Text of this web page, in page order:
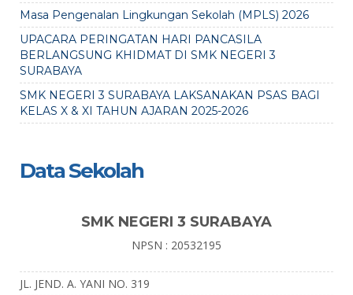
Masa Pengenalan Lingkungan Sekolah (MPLS) 2026
UPACARA PERINGATAN HARI PANCASILA
BERLANGSUNG KHIDMAT DI SMK NEGERI 3
SURABAYA
SMK NEGERI 3 SURABAYA LAKSANAKAN PSAS BAGI
KELAS X & XI TAHUN AJARAN 2025-2026
Data Sekolah
SMK NEGERI 3 SURABAYA
NPSN : 20532195
JL. JEND. A. YANI NO. 319